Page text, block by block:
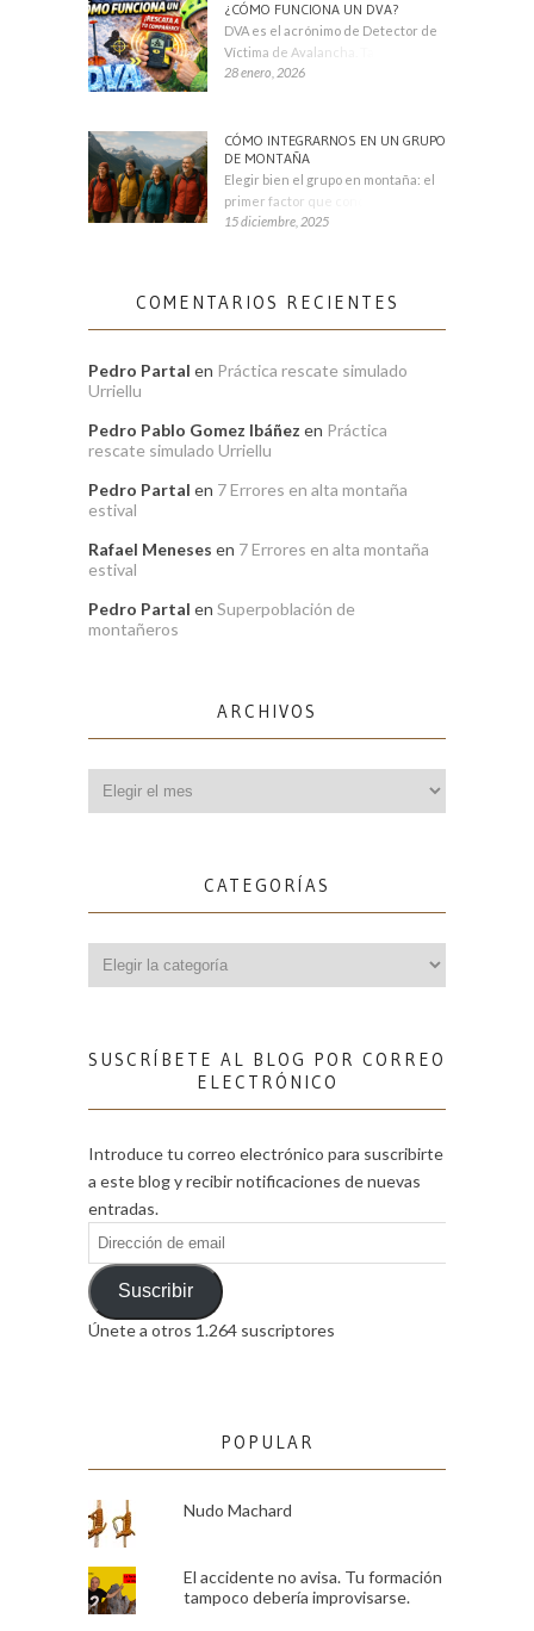
¿CÓMO FUNCIONA UN DVA?
DVA es el acrónimo de Detector de
Víctima de Avalancha. También se
28 enero, 2026
CÓMO INTEGRARNOS EN UN GRUPO
DE MONTAÑA
Elegir bien el grupo en montaña: el
primer factor que condiciona tu
15 diciembre, 2025
COMENTARIOS RECIENTES
Pedro Partal en Práctica rescate simulado
Urriellu
Pedro Pablo Gomez Ibáñez en Práctica
rescate simulado Urriellu
Pedro Partal en 7 Errores en alta montaña
estival
Rafael Meneses en 7 Errores en alta montaña
estival
Pedro Partal en Superpoblación de
montañeros
ARCHIVOS
CATEGORÍAS
SUSCRÍBETE AL BLOG POR CORREO
ELECTRÓNICO
Introduce tu correo electrónico para suscribirte
a este blog y recibir notificaciones de nuevas
entradas.
Dirección
de
emailSuscribir
Únete a otros 1.264 suscriptores
POPULAR
Nudo Machard
El accidente no avisa. Tu formación
tampoco debería improvisarse.